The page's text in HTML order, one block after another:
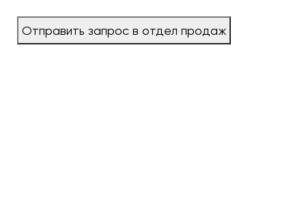
Отправить запрос в отдел продаж